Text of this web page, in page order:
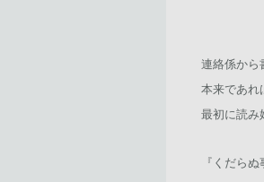
連絡係から
本来であれ
最初に読み
『くだら